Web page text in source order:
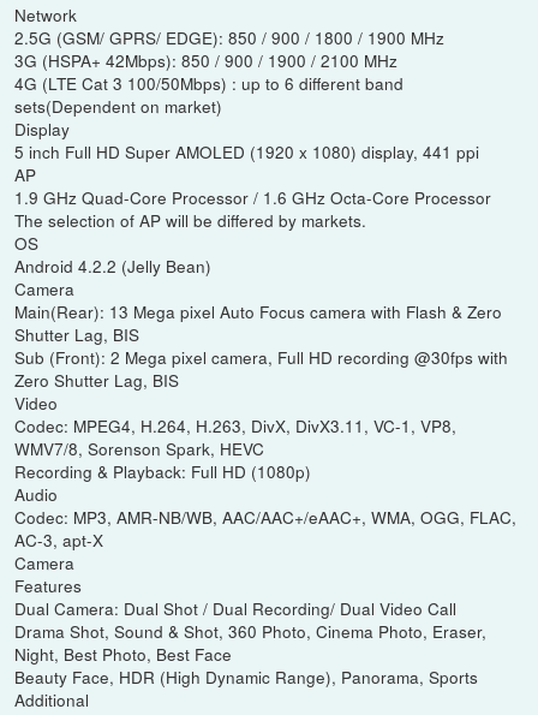
Network
2.5G (GSM/ GPRS/ EDGE): 850 / 900 / 1800 / 1900 MHz
3G (HSPA+ 42Mbps): 850 / 900 / 1900 / 2100 MHz
4G (LTE Cat 3 100/50Mbps) : up to 6 different band
sets(Dependent on market)
Display
5 inch Full HD Super AMOLED (1920 x 1080) display, 441 ppi
AP
1.9 GHz Quad-Core Processor / 1.6 GHz Octa-Core Processor
The selection of AP will be differed by markets.
OS
Android 4.2.2 (Jelly Bean)
Camera
Main(Rear): 13 Mega pixel Auto Focus camera with Flash & Zero
Shutter Lag, BIS
Sub (Front): 2 Mega pixel camera, Full HD recording @30fps with
Zero Shutter Lag, BIS
Video
Codec: MPEG4, H.264, H.263, DivX, DivX3.11, VC-1, VP8,
WMV7/8, Sorenson Spark, HEVC
Recording & Playback: Full HD (1080p)
Audio
Codec: MP3, AMR-NB/WB, AAC/AAC+/eAAC+, WMA, OGG, FLAC,
AC-3, apt-X
Camera
Features
Dual Camera: Dual Shot / Dual Recording/ Dual Video Call
Drama Shot, Sound & Shot, 360 Photo, Cinema Photo, Eraser,
Night, Best Photo, Best Face
Beauty Face, HDR (High Dynamic Range), Panorama, Sports
Additional